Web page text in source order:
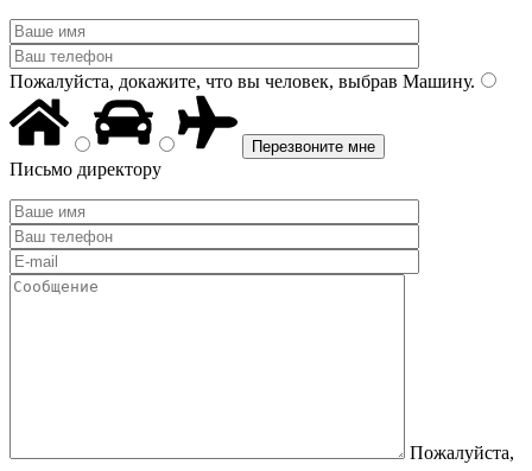
Пожалуйста, докажите, что вы человек, выбрав Машину.
Письмо директору
Пожалуйста,